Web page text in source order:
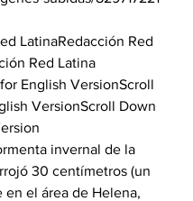
LatinaRedacción Red
Red Latina
English VersionScroll
VersionScroll Down
invernal de la
30 centímetros (un
en el área de Helena,